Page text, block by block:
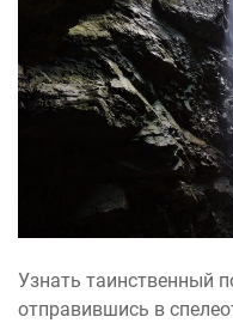
Узнать таинственный
отправившись в